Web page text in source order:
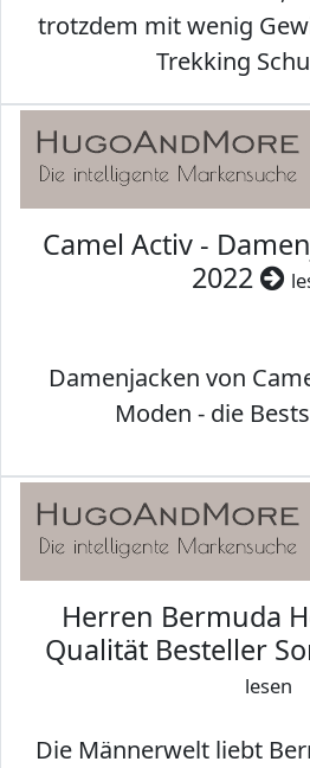
trotzdem mit wenig
Trekking
Camel Activ -
2022
Damenjacken von
Moden - die
Herren Bermuda
Qualität Besteller
lesen
Die Männerwelt liebt